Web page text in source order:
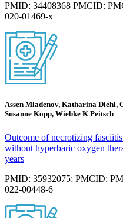
PMID: 34408368 PMCID:
020-01469-x
Assen Mladenov, Katharina
Susanne Kopp, Wiebke K Peitsch
Outcome of necrotizing
without hyperbaric oxygen
years
PMID: 35932075; PMCID:
022-00448-6